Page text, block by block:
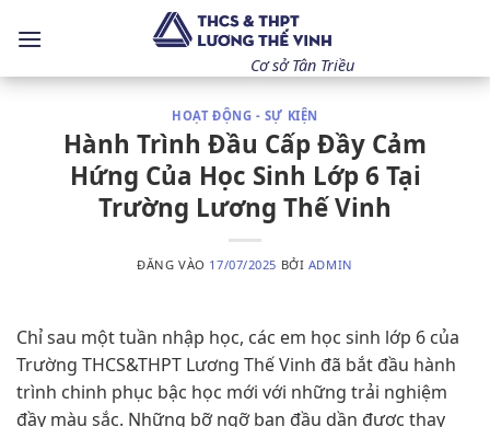
qua
Cơ sở Tân Triều
HOẠT ĐỘNG - SỰ KIỆN
Hành Trình Đầu Cấp Đầy Cảm
Hứng Của Học Sinh Lớp 6 Tại
Trường Lương Thế Vinh
ĐĂNG VÀO 17/07/2025 BỞI ADMIN
Chỉ sau một tuần nhập học, các em học sinh lớp 6 của
Trường THCS&THPT Lương Thế Vinh đã bắt đầu hành
trình chinh phục bậc học mới với những trải nghiệm
đầy màu sắc. Những bỡ ngỡ ban đầu dần được thay